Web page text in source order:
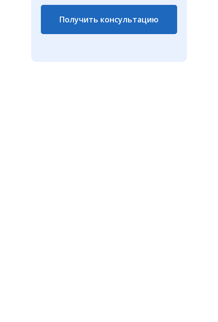
Получить консультацию